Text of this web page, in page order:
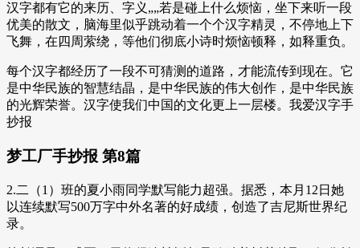
汉字都有它的来历、字义„„若是碰上什么烦恼，坐下来听一段
优美的散文，脑海里似乎跳动着一个个汉字精灵，不停地上下
飞舞，在四周萦绕，等他们彻底小诗时烦恼顿释，如释重负。
每个汉字都经历了一段不可猜测的道路，才能流传到现在。它
是中华民族的智慧结晶，是中华民族的伟大创作，是中华民族
的光辉荣誉。汉字使我们中国的文化更上一层楼。我爱汉字手
抄报
梦工厂手抄报 第8篇
2.二（1）班的夏小雨同学默写能力超强。据悉，本月12日她
以连续默写500万字中外名著的好成绩，创造了吉尼斯世界纪
录。